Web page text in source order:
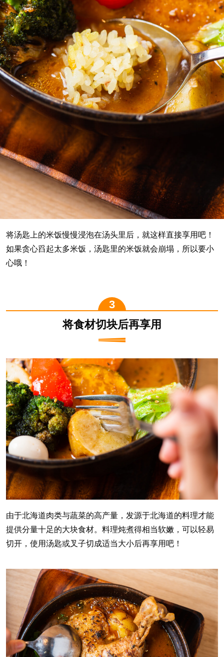
将汤匙上的米饭慢慢浸泡在汤头里后，就这样直接享用吧！
如果贪心舀起太多米饭，汤匙里的米饭就会崩塌，所以要小
心哦！
将食材切块后再享用
由于北海道肉类与蔬菜的高产量，发源于北海道的料理才能
提供分量十足的大块食材。料理炖煮得相当软嫩，可以轻易
切开，使用汤匙或叉子切成适当大小后再享用吧！